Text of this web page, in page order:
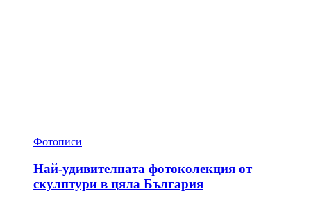
Фотописи
Най-удивителната фотоколекция от
скулптури в цяла България